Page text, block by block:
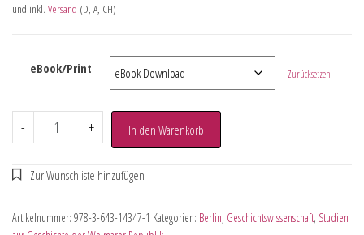
und inkl. Versand (D, A, CH)
eBook/Print Zurücksetzen
- + In den Warenkorb
Artikelnummer: 978-3-643-14347-1 Kategorien: Berlin, Geschichtswissenschaft, Studien